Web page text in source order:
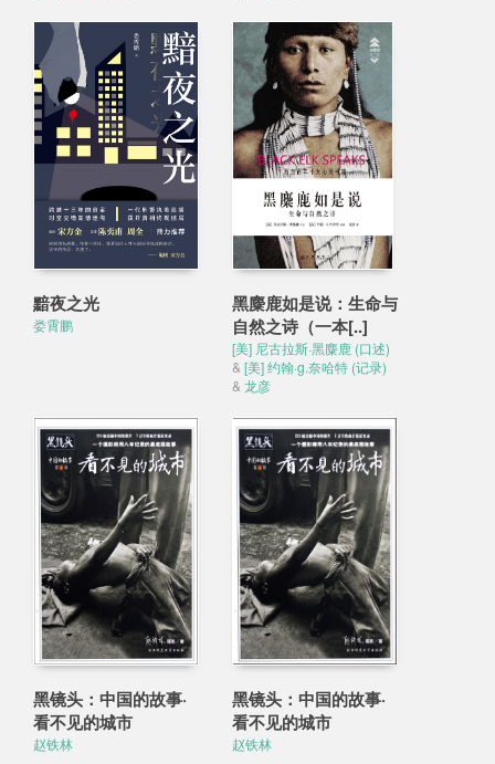
黯夜之光
娄霄鹏
黑麋鹿如是说：生命与
自然之诗（一本[..]
[美] 尼古拉斯·黑麋鹿 (口述)
& [美] 约翰·g.奈哈特 (记录)
& 龙彦
黑镜头：中国的故事·
看不见的城市
赵铁林
黑镜头：中国的故事·
看不见的城市
赵铁林